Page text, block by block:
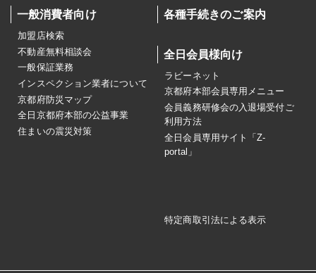
一般消費者向け
加盟店検索
不動産無料相談会
一般保証業務
インスペクション業者について
京都府防災マップ
全日京都府本部の公益事業
住まいの震災対策
各種手続きのご案内
全日会員様向け
ラビーネット
京都府本部会員専用メニュー
会員義務研修会の入退場受付ご
利用方法
全日会員専用サイト「Z-
portal」
特定商取引法による表示